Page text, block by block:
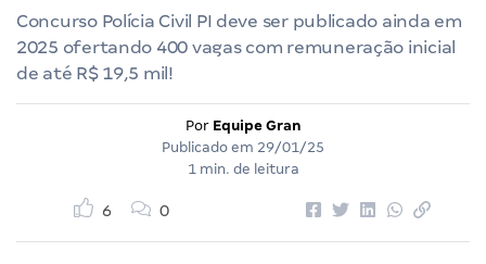
Concurso Polícia Civil PI deve ser publicado ainda em
2025 ofertando 400 vagas com remuneração inicial
de até R$ 19,5 mil!
Por Equipe Gran
Publicado em 29/01/25
1 min. de leitura
6 0